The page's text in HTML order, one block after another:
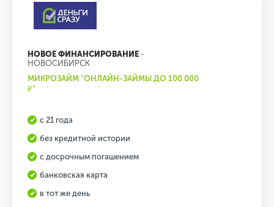
НОВОЕ ФИНАНСИРОВАНИЕ -
НОВОСИБИРСК
МИКРОЗАЙМ "ОНЛАЙН-ЗАЙМЫ ДО 100 000
₽"
с 21 года
без кредитной истории
с досрочным погашением
банковская карта
в тот же день